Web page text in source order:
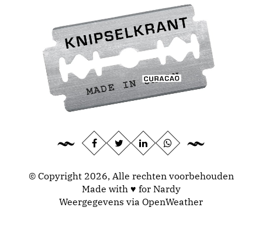
© Copyright 2026, Alle rechten voorbehouden
Made with ♥ for Nardy
Weergegevens via OpenWeather